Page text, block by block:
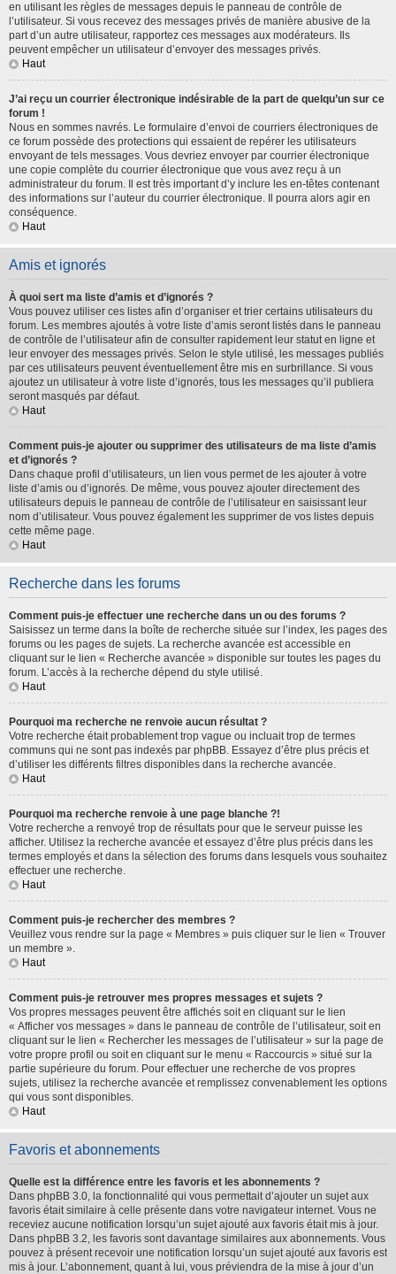
en utilisant les règles de messages depuis le panneau de contrôle de
l’utilisateur. Si vous recevez des messages privés de manière abusive de la
part d’un autre utilisateur, rapportez ces messages aux modérateurs. Ils
peuvent empêcher un utilisateur d’envoyer des messages privés.
Haut
J’ai reçu un courrier électronique indésirable de la part de quelqu’un sur ce
forum !
Nous en sommes navrés. Le formulaire d’envoi de courriers électroniques de
ce forum possède des protections qui essaient de repérer les utilisateurs
envoyant de tels messages. Vous devriez envoyer par courrier électronique
une copie complète du courrier électronique que vous avez reçu à un
administrateur du forum. Il est très important d’y inclure les en-têtes contenant
des informations sur l’auteur du courrier électronique. Il pourra alors agir en
conséquence.
Haut
Amis et ignorés
À quoi sert ma liste d’amis et d’ignorés ?
Vous pouvez utiliser ces listes afin d’organiser et trier certains utilisateurs du
forum. Les membres ajoutés à votre liste d’amis seront listés dans le panneau
de contrôle de l’utilisateur afin de consulter rapidement leur statut en ligne et
leur envoyer des messages privés. Selon le style utilisé, les messages publiés
par ces utilisateurs peuvent éventuellement être mis en surbrillance. Si vous
ajoutez un utilisateur à votre liste d’ignorés, tous les messages qu’il publiera
seront masqués par défaut.
Haut
Comment puis-je ajouter ou supprimer des utilisateurs de ma liste d’amis
et d’ignorés ?
Dans chaque profil d’utilisateurs, un lien vous permet de les ajouter à votre
liste d’amis ou d’ignorés. De même, vous pouvez ajouter directement des
utilisateurs depuis le panneau de contrôle de l’utilisateur en saisissant leur
nom d’utilisateur. Vous pouvez également les supprimer de vos listes depuis
cette même page.
Haut
Recherche dans les forums
Comment puis-je effectuer une recherche dans un ou des forums ?
Saisissez un terme dans la boîte de recherche située sur l’index, les pages des
forums ou les pages de sujets. La recherche avancée est accessible en
cliquant sur le lien « Recherche avancée » disponible sur toutes les pages du
forum. L’accès à la recherche dépend du style utilisé.
Haut
Pourquoi ma recherche ne renvoie aucun résultat ?
Votre recherche était probablement trop vague ou incluait trop de termes
communs qui ne sont pas indexés par phpBB. Essayez d’être plus précis et
d’utiliser les différents filtres disponibles dans la recherche avancée.
Haut
Pourquoi ma recherche renvoie à une page blanche ?!
Votre recherche a renvoyé trop de résultats pour que le serveur puisse les
afficher. Utilisez la recherche avancée et essayez d’être plus précis dans les
termes employés et dans la sélection des forums dans lesquels vous souhaitez
effectuer une recherche.
Haut
Comment puis-je rechercher des membres ?
Veuillez vous rendre sur la page « Membres » puis cliquer sur le lien « Trouver
un membre ».
Haut
Comment puis-je retrouver mes propres messages et sujets ?
Vos propres messages peuvent être affichés soit en cliquant sur le lien
« Afficher vos messages » dans le panneau de contrôle de l’utilisateur, soit en
cliquant sur le lien « Rechercher les messages de l’utilisateur » sur la page de
votre propre profil ou soit en cliquant sur le menu « Raccourcis » situé sur la
partie supérieure du forum. Pour effectuer une recherche de vos propres
sujets, utilisez la recherche avancée et remplissez convenablement les options
qui vous sont disponibles.
Haut
Favoris et abonnements
Quelle est la différence entre les favoris et les abonnements ?
Dans phpBB 3.0, la fonctionnalité qui vous permettait d’ajouter un sujet aux
favoris était similaire à celle présente dans votre navigateur internet. Vous ne
receviez aucune notification lorsqu’un sujet ajouté aux favoris était mis à jour.
Dans phpBB 3.2, les favoris sont davantage similaires aux abonnements. Vous
pouvez à présent recevoir une notification lorsqu’un sujet ajouté aux favoris est
mis à jour. L’abonnement, quant à lui, vous préviendra de la mise à jour d’un